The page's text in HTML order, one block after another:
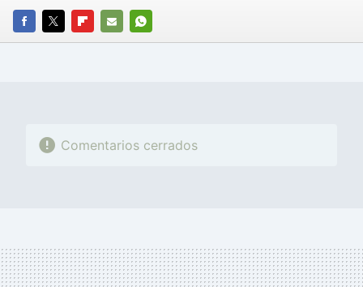
FACEBOOK
TWITTERFLIPBOARD
E-
WHATSAPP
Comentarios cerrados